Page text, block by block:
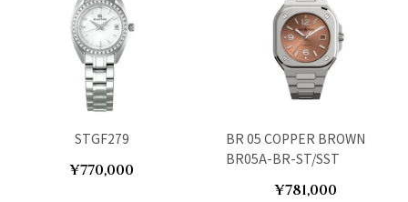
STGF279
¥770,000
BR 05 COPPER BROWN
BR05A-BR-ST/SST
¥781,000